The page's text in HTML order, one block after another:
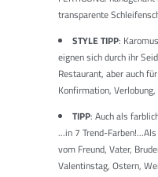
transparente
STYLE TIPP:
eignen sich durch ihr
Restaurant, aber auch
Konfirmation,
TIPP: Auch als
...in 7 Trend-
vom Freund, Vater,
Valentinstag, Ostern,